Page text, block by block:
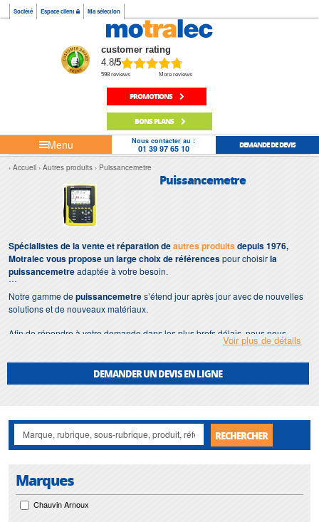
Société Espace client Ma sélection
customer rating
4.8/5
598 reviews More reviews
PROMOTIONS
BONS PLANS
Menu Nous contacter au :
01 39 97 65 10 DEMANDE DE DEVIS
Accueil Autres produits Puissancemetre
Puissancemetre
Spécialistes de la vente et réparation deautres produits depuis 1976,
Motralec vous propose un large choix de référencespour choisirla
puissancemetreadaptée à votre besoin.
Notre gamme depuissancemetres’étend jour après jour avec de nouvelles
solutions et de nouveaux matériaux.
Afin de répondre à votre demande dans les plus brefs délais, nous nous
puissancemetre.
met également à votre disposition son service de
maintenance depuissancemetre.
contraintes sont un gage d'efficacité, et garantissent l'absence de perturbation
de vos installations depuissancemetre.
Voir plus de détails
DEMANDER UN DEVIS EN LIGNE
RECHERCHER
Marques
Chauvin Arnoux